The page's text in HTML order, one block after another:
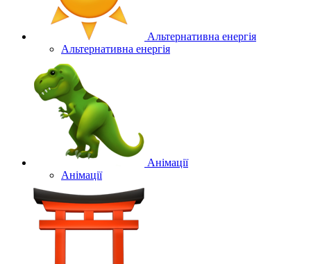
Альтернативна енергія
Альтернативна енергія
Анімації
Анімації